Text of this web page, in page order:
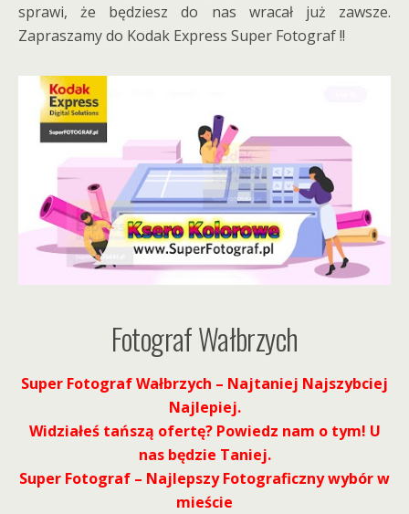
sprawi, że będziesz do nas wracał już zawsze.
Zapraszamy do Kodak Express Super Fotograf !!
Fotograf Wałbrzych
Super Fotograf Wałbrzych – Najtaniej Najszybciej
Najlepiej.
Widziałeś tańszą ofertę? Powiedz nam o tym! U
nas będzie Taniej.
Super Fotograf – Najlepszy Fotograficzny wybór w
mieście